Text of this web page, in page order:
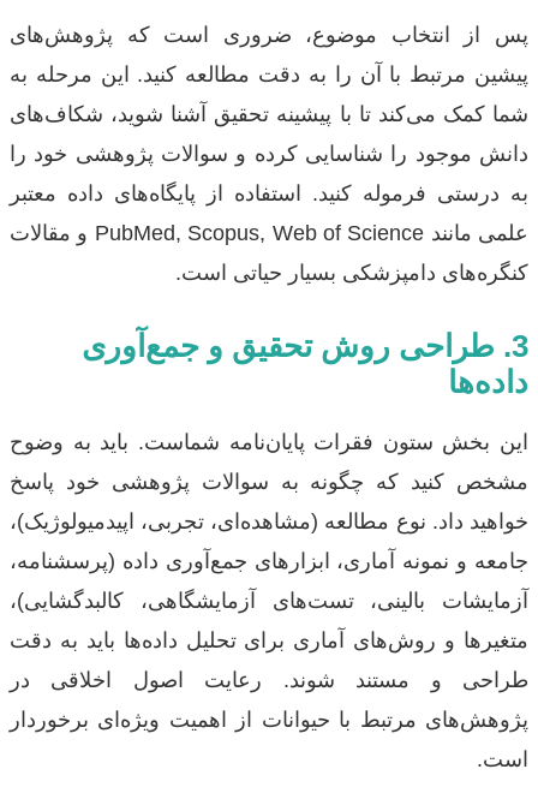
پس از انتخاب موضوع، ضروری است که پژوهش‌های
پیشین مرتبط با آن را به دقت مطالعه کنید. این مرحله به
شما کمک می‌کند تا با پیشینه تحقیق آشنا شوید، شکاف‌های
دانش موجود را شناسایی کرده و سوالات پژوهشی خود را
به درستی فرموله کنید. استفاده از پایگاه‌های داده معتبر
علمی مانند PubMed, Scopus, Web of Science و مقالات
کنگره‌های دامپزشکی بسیار حیاتی است.
3. طراحی روش تحقیق و جمع‌آوری
داده‌ها
این بخش ستون فقرات پایان‌نامه شماست. باید به وضوح
مشخص کنید که چگونه به سوالات پژوهشی خود پاسخ
خواهید داد. نوع مطالعه (مشاهده‌ای، تجربی، اپیدمیولوژیک)،
جامعه و نمونه آماری، ابزارهای جمع‌آوری داده (پرسشنامه،
آزمایشات بالینی، تست‌های آزمایشگاهی، کالبدگشایی)،
متغیرها و روش‌های آماری برای تحلیل داده‌ها باید به دقت
طراحی و مستند شوند. رعایت اصول اخلاقی در
پژوهش‌های مرتبط با حیوانات از اهمیت ویژه‌ای برخوردار
است.